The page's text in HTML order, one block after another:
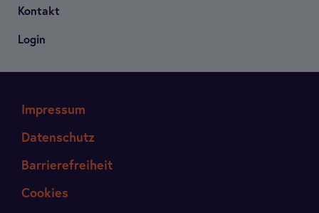
Kon­takt
Login
Impressum
Datenschutz
Barrierefreiheit
Cookies